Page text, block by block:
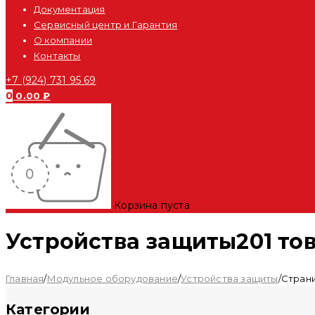
Документация
Сервисный центр и Гарантия
О компании
Контакты
+7 (924) 731 95 69
0 0.00₽
Корзина пуста
Устройства защиты201
Главная/Модульное оборудование/Устройства защиты/
Категории